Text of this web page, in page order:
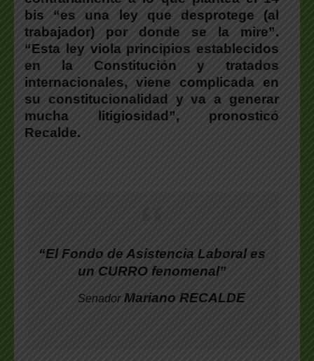
bis “es una ley que desprotege (al
trabajador) por donde se la mire”.
“Esta ley viola principios establecidos
en la Constitución y tratados
internacionales, viene complicada en
su constitucionalidad y va a generar
mucha litigiosidad”, pronosticó
Recalde.
“El Fondo de Asistencia Laboral es
un CURRO fenomenal”
SenadorMariano RECALDE